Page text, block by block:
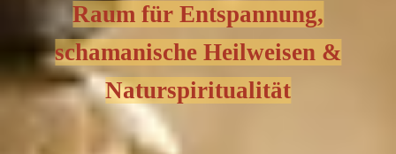
Raum für Entspannung,
schamanische Heilweisen &
Naturspiritualität